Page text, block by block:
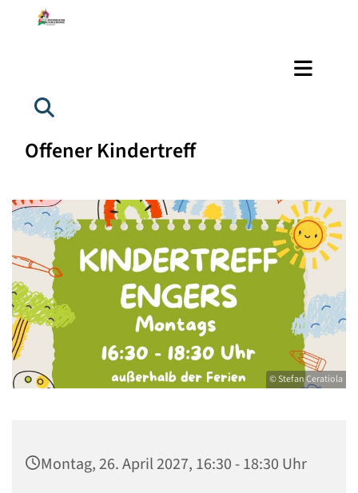
Offener Kindertreff
© Stefan Ceratiola
Montag, 26. April 2027, 16:30 - 18:30 Uhr